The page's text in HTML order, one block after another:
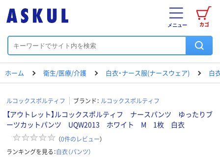
カゴ
メニュー
ホーム 衛生/医療/介護 白衣・ナース服(ナースウェア) 白
ルコックスポルティフ ブランド： ルコックスポルティフ
【アウトレット】ルコックスポルティフ ナースパンツ ゆったりブ
ーツカットパンツ UQW2013 ホワイト M 1枚 白衣
（0件のレビュー）
ランキングを見る：白衣（パンツ）